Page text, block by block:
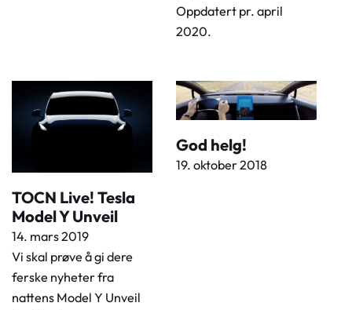
Oppdatert pr. april
2020.
TOCN Live! Tesla
Model Y Unveil
14. mars 2019
Vi skal prøve å gi dere
ferske nyheter fra
nattens Model Y Unveil
God helg!
19. oktober 2018